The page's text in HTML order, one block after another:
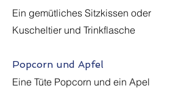
Ein gemütliches Sitzkissen oder
Kuscheltier und Trinkflasche
Popcorn und Apfel
Eine Tüte Popcorn und ein Apel